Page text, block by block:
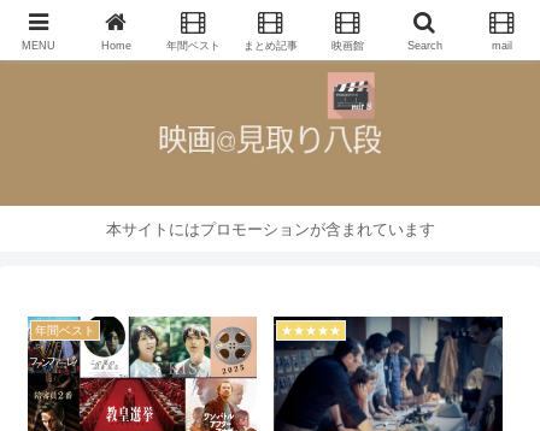
映画批評・レビューブログ
本サイトにはプロモーションが含まれています
年間ベスト ★★★★★
MENU Home 年間ベスト まとめ記事 映画館 Search mail